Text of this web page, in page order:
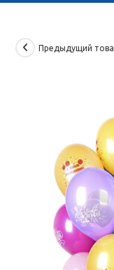
Предыдущий